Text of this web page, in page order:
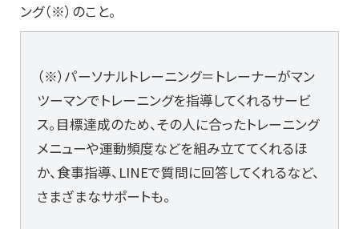
ング（※）のこと。
（※）パーソナルトレーニング＝トレーナーがマン
ツーマンでトレーニングを指導してくれるサービ
ス。目標達成のため、その人に合ったトレーニング
メニューや運動頻度などを組み立ててくれるほ
か、食事指導、LINEで質問に回答してくれるなど、
さまざまなサポートも。